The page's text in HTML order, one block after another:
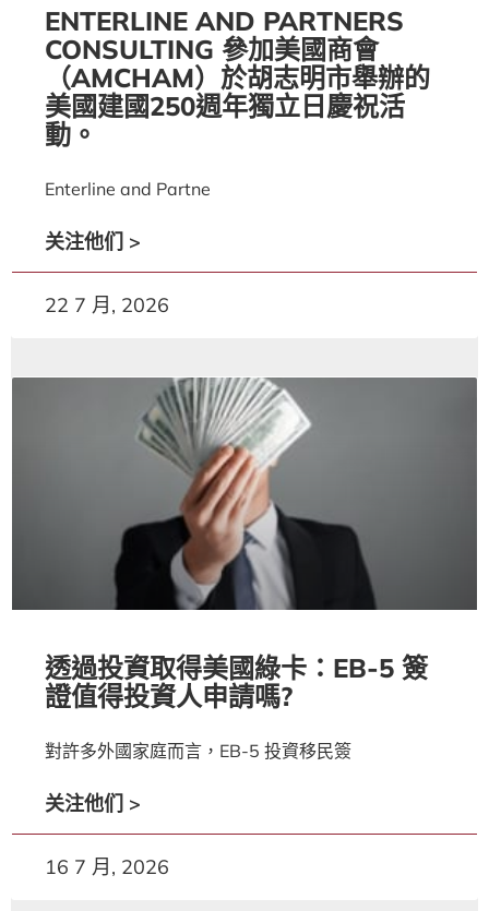
ENTERLINE AND PARTNERS
CONSULTING 參加美國商會
（AMCHAM）於胡志明市舉辦的
美國建國250週年獨立日慶祝活
動。
Enterline and Partne
关注他们 >
22 7 月, 2026
透過投資取得美國綠卡：EB-5 簽
證值得投資人申請嗎?
對許多外國家庭而言，EB-5 投資移民簽
关注他们 >
16 7 月, 2026